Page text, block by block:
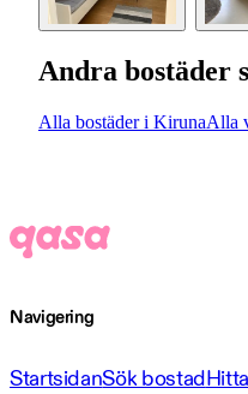
Andra bostäder
Alla bostäder i KirunaAlla
Navigering
StartsidanSök bostad